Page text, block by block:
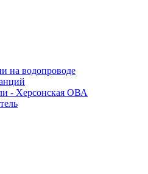
на водопроводе
- Херсонская ОВА